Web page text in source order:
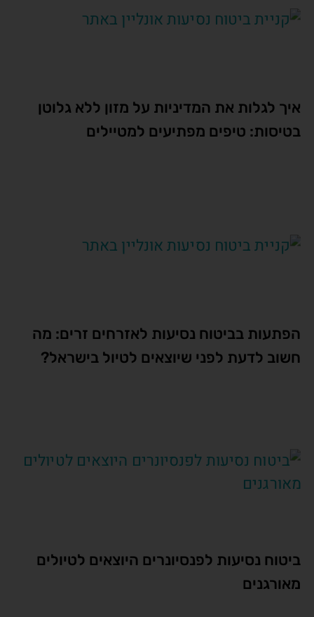
איך לגלות את המדיניות על מזון ללא גלוטן
בטיסות: טיפים מפתיעים למטיילים
הפתעות בביטוח נסיעות לאזרחים זרים: מה
חשוב לדעת לפני שיוצאים לטיול בישראל?
ביטוח נסיעות לפנסיונרים היוצאים לטיולים
מאורגנים